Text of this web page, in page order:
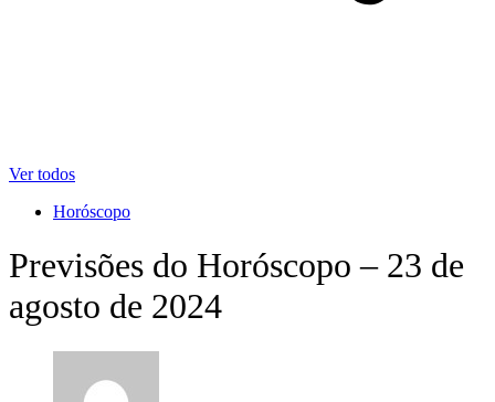
Ver todos
Horóscopo
Previsões do Horóscopo – 23 de
agosto de 2024